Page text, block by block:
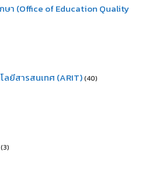
า (Office of Education Quality
ลยีสารสนเทศ (ARIT)(40)